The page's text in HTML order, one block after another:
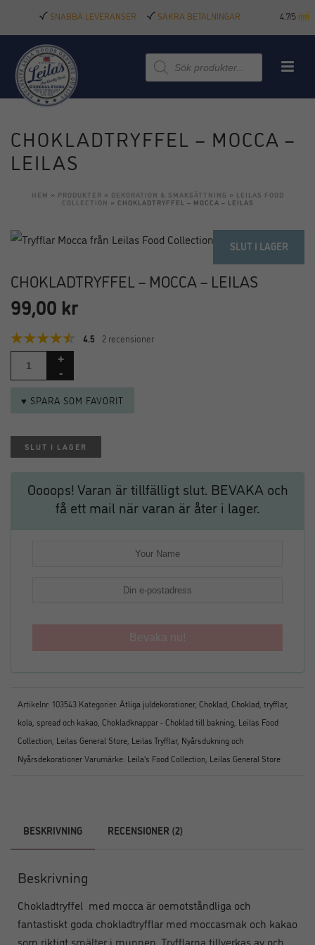
SNABBA LEVERANSER SÄKRA BETALNINGAR 4.7/5
Produktsökning
CHOKLADTRYFFEL – MOCCA –
LEILAS
HEM » PRODUKTER » DEKORATION & SMAKSÄTTNING » LEILAS FOOD
COLLECTION » CHOKLADTRYFFEL – MOCCA – LEILAS
SLUT I LAGER
CHOKLADTRYFFEL – MOCCA – LEILAS
99,00 kr
4.5 2 recensioner
♥ SPARA SOM FAVORIT
SLUT I LAGER
Oooops! Varan är tillfälligt slut. BEVAKA och
få ett mail när varan är åter i lager.
Bevaka nu!
Artikelnr: 103543 Kategorier: Ätliga juldekorationer, Choklad Choklad, tryfflar,
kola, spread och kakao Chokladknappar - Choklad till bakning Leilas Food
Collection Leilas General Store Leilas Tryfflar, Nyårsdukning och
NyårsdekorationerVarumärke: Leila's Food Collection Leilas General Store
BESKRIVNING RECENSIONER (2)
Beskrivning
Chokladtryffel med mocca är oemotståndliga och
fantastiskt goda chokladtryfflar med moccasmak och kakao
som riktigt smälter i munnen. Tryfflarna tillverkas av och